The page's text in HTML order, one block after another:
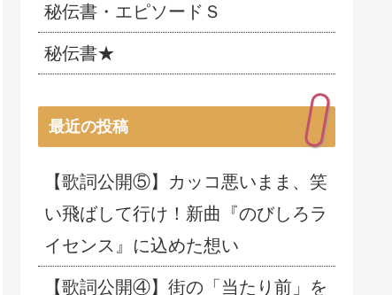
秘伝書・エピソードＳ
秘伝書★
最近の投稿
【歌詞公開⑤】カッコ悪いまま、笑
い飛ばして行け！新曲『のびしろラ
イセンス』に込めた想い
【歌詞公開④】街の「当たり前」を